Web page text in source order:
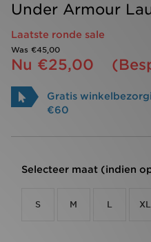
Under Armour
Laatste ronde sale
Was €45,00
Nu €25,00
Gratis
€60
Selecteer maat (indien
S M L XL